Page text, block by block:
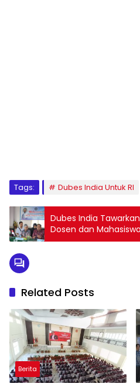
Tags: Dubes India Untuk RI
Dubes India
Dosen dan
Related Posts
Berita